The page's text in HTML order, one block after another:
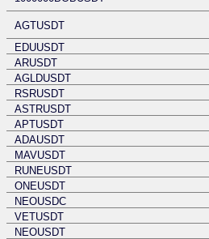
AGTUSDT
EDUUSDT
ARUSDT
AGLDUSDT
RSRUSDT
ASTRUSDT
APTUSDT
ADAUSDT
MAVUSDT
RUNEUSDT
ONEUSDT
NEOUSDC
VETUSDT
NEOUSDT